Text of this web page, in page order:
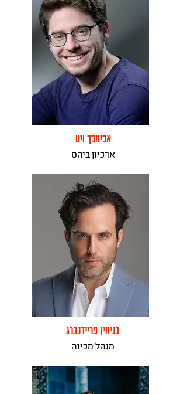
אלימלך ויט
ארכיון ביהס
בנימין פריידנברג
מנהל מכינה